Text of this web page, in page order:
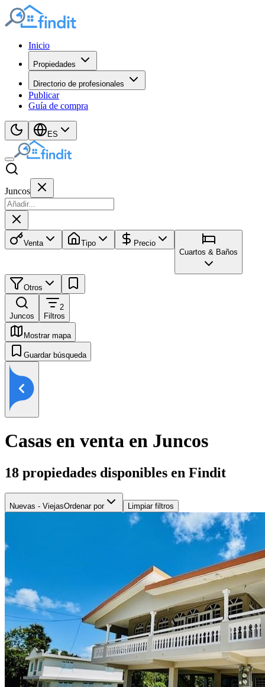
Inicio
Propiedades
Directorio de profesionales
Publicar
Guía de compra
ES
Juncos
Venta Tipo
Precio
Cuartos & Baños
Otros
Juncos
2
Filtros
Mostrar mapa
Guardar búsqueda
Casas en venta en Juncos
18 propiedades disponibles en Findit
Nuevas - ViejasOrdenar por Limpiar filtros